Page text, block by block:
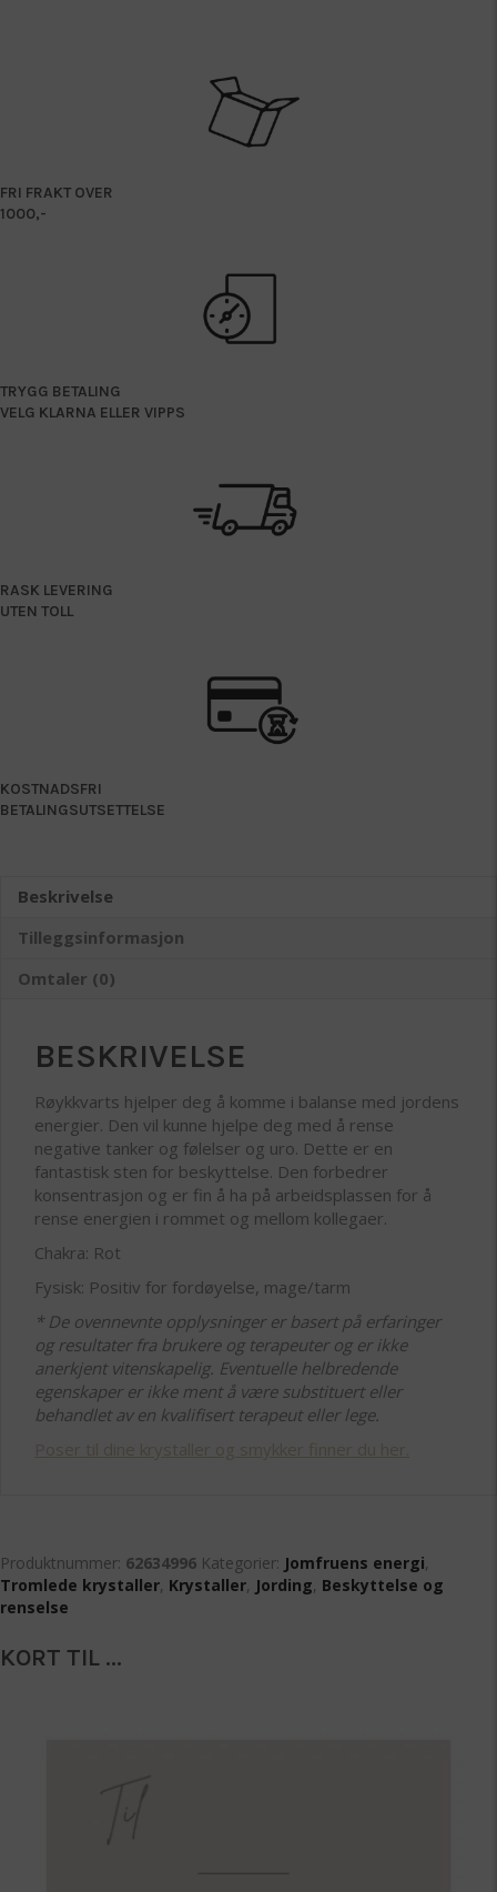
varianter.
Alternativene
kan
FRI FRAKT OVER
1000,-
TRYGG BETALING
VELG KLARNA ELLER VIPPS
RASK LEVERING
UTEN TOLL
KOSTNADSFRI
BETALINGSUTSETTELSE
Beskrivelse
Tilleggsinformasjon
Omtaler (0)
BESKRIVELSE
Røykkvarts hjelper deg å komme i balanse med jordens
energier. Den vil kunne hjelpe deg med å rense
negative tanker og følelser og uro. Dette er en
fantastisk sten for beskyttelse. Den forbedrer
konsentrasjon og er fin å ha på arbeidsplassen for å
rense energien i rommet og mellom kollegaer.
Chakra: Rot
Fysisk: Positiv for fordøyelse, mage/tarm
* De ovennevnte opplysninger er basert på erfaringer
og resultater fra brukere og terapeuter og er ikke
anerkjent vitenskapelig. Eventuelle helbredende
egenskaper er ikke ment å være substituert eller
behandlet av en kvalifisert terapeut eller lege.
Poser til dine krystaller og smykker finner du her.
Produktnummer: 62634996 Kategorier: Jomfruens energi,
Tromlede krystaller, Krystaller, Jording, Beskyttelse og
renselse
KORT TIL ...